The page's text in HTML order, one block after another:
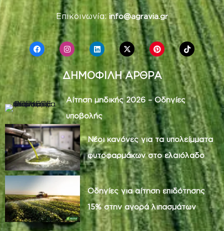
Επικοινωνία: info@agravia.gr
ΔΗΜΟΦΙΛΗ ΑΡΘΡΑ
Αίτηση μηδικής 2026 – Οδηγίες
υποβολής
Νέοι κανόνες για τα υπολείμματα
φυτοφαρμάκων στο ελαιόλαδο
Οδηγίες για αίτηση επιδότησης
15% στην αγορά λιπασμάτων